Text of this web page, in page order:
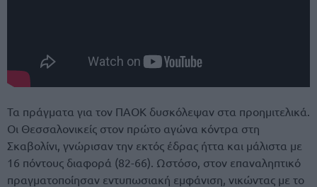
Τα πράγματα για τον ΠΑΟΚ δυσκόλεψαν στα προημιτελικά.
Οι Θεσσαλονικείς στον πρώτο αγώνα κόντρα στη
Σκαβολίνι, γνώρισαν την εκτός έδρας ήττα και μάλιστα με
16 πόντους διαφορά (82-66). Ωστόσο, στον επαναληπτικό
πραγματοποίησαν εντυπωσιακή εμφάνιση, νικώντας με το